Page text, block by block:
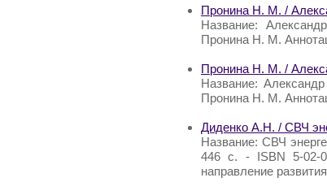
Пронина Н. М. /
Название:
Пронина Н. М.
Пронина Н. М. /
Название:
Пронина Н. М.
Диденко А.Н. / СВЧ
Название: СВЧ
446 с. - ISBN 5-02-
направление развития